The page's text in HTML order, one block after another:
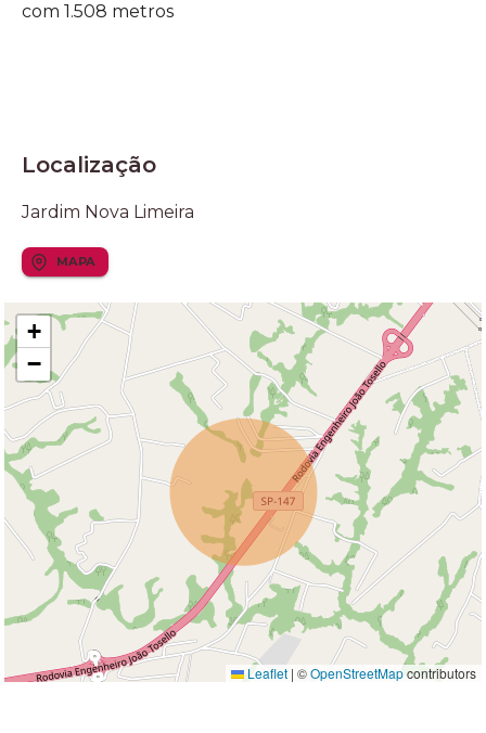
com 1.508 metros
Localização
Jardim Nova Limeira
MAPA
+
−
Leaflet | ©OpenStreetMapcontributors